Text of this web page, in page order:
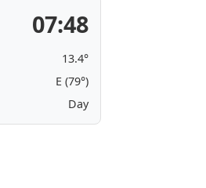
07:48
13.4°
E (79°)
Day